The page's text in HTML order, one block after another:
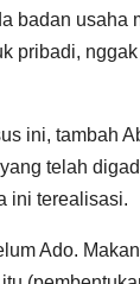
badan usaha
pribadi, nggak
ini, tambah
telah
ini terealisasi.
Ado.